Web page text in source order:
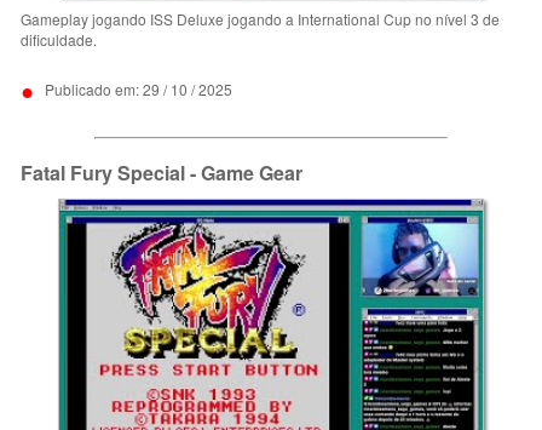
Gameplay jogando ISS Deluxe jogando a International Cup no nível 3 de
dificuldade.
• Publicado em: 29 / 10 / 2025
Fatal Fury Special - Game Gear